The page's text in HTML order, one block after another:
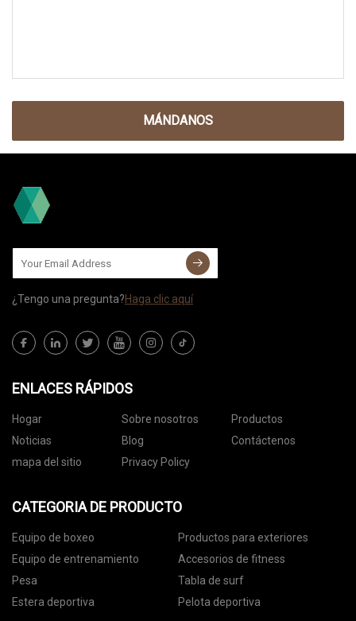
MÁNDANOS
¿Tengo una pregunta?Haga clic aquí
ENLACES RÁPIDOS
Hogar Sobre nosotros
Productos
Noticias
Blog
Contáctenos
mapa del sitio
Privacy Policy
CATEGORIA DE PRODUCTO
Equipo de boxeo
Productos para exteriores
Equipo de entrenamiento
Accesorios de fitness
Pesa
Tabla de surf
Estera deportiva
Pelota deportiva